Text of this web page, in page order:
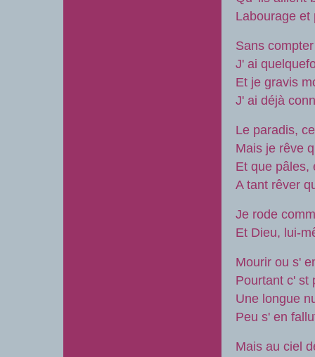
Labourage
Sans
J' ai
Et je gravis
J' ai déjà
Le paradis,
Mais je rêve
Et que pâles,
A tant rêver
Je rode
Et Dieu, lui-
Mourir ou s'
Pourtant c' st
Une longue
Peu s' en
Mais au ciel